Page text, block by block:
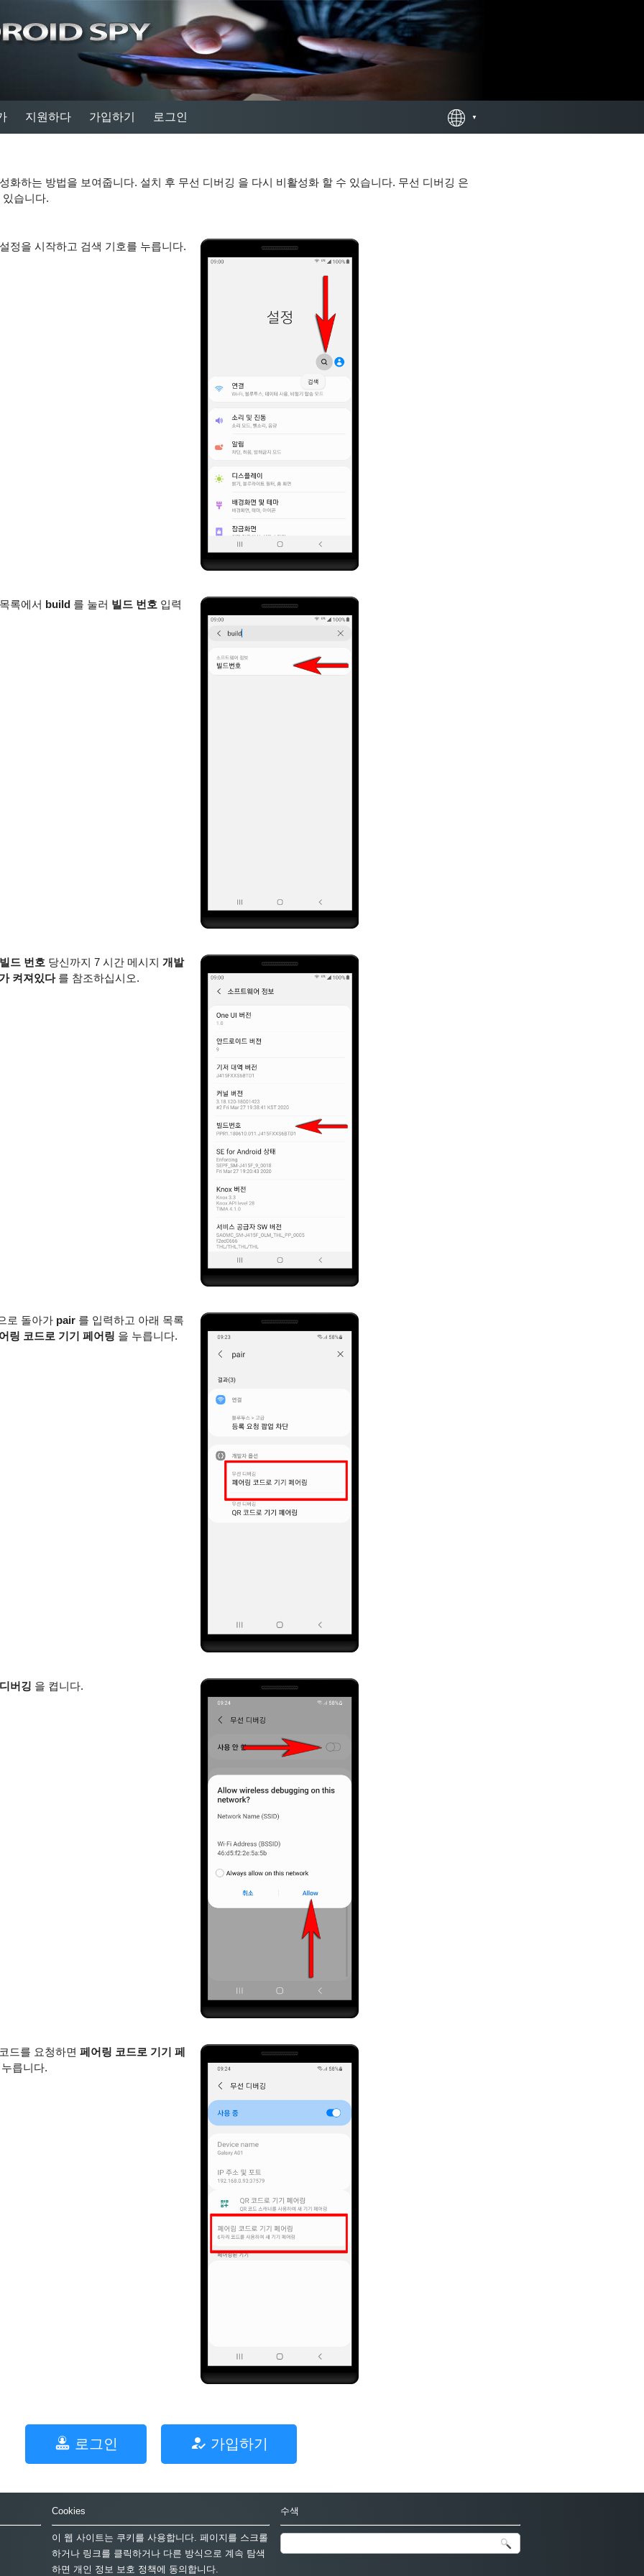
지원하다 가입하기 로그인
화하는 방법을 보여줍니다. 설치 후 무선 디버깅 을 다시 비활성화 할 수 있습니다. 무선 디버깅 은
있습니다.
정을 시작하고 검색 기호를 누릅니다.
록에서 build 를 눌러 빌드 번호 입력
빌드 번호 당신까지 7 시간 메시지 개발
켜져있다를 참조하십시오.
로 돌아가 pair 를 입력하고 아래 목록
링 코드로 기기 페어링 을 누릅니다.
버깅 을 켭니다.
드를 요청하면 페어링 코드로 기기 페
릅니다.
로그인 가입하기
Cookies
이 웹 사이트는 쿠키를 사용합니다. 페이지를 스크롤
하거나 링크를 클릭하거나 다른 방식으로 계속 탐색
하면 개인 정보 보호 정책에 동의합니다.
수색